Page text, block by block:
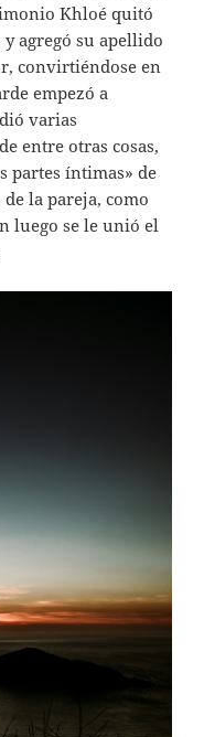
Khloé quitó
agregó su apellido
convirtiéndose en
empezó a
varias
entre otras cosas,
partes íntimas» de
la pareja, como
luego se le unió el